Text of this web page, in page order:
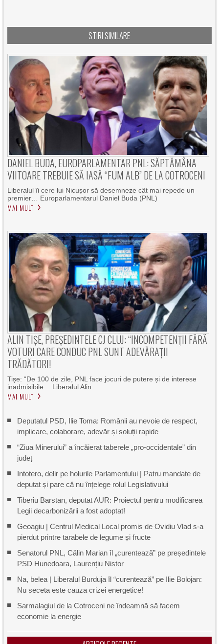
STIRI SIMILARE
DANIEL BUDA, EUROPARLAMENTAR PNL: SĂPTĂMÂNA
VIITOARE TREBUIE SĂ IASĂ “FUM ALB” DE LA COTROCENI
Liberalul îi cere lui Nicușor să desemneze cât mai repede un
premier… Europarlamentarul Daniel Buda (PNL)
MAI MULT
ALIN TIȘE, PREȘEDINTELE CJ CLUJ: “INCOMPETENȚII FĂRĂ
VOTURI CARE CONDUC PNL SUNT ADEVĂRAȚII
TRĂDĂTORI!
Tișe: “De 100 de zile, PNL face jocuri de putere și de interese
inadmisibile… Liberalul Alin
MAI MULT
Deputatul PSD, Ilie Toma: Românii au nevoie de respect,
implicare, colaborare, adevăr și soluții rapide
“Ziua Minerului” a încăierat taberele „pro-occidentale” din
județ
Intotero, delir pe holurile Parlamentului | Patru mandate de
deputat și pare că nu înțelege rolul Legislativului
Tiberiu Barstan, deputat AUR: Proiectul pentru modificarea
Legii decarbonizării a fost adoptat!
Geoagiu | Centrul Medical Local promis de Ovidiu Vlad s-a
pierdut printre tarabele de legume și fructe
Senatorul PNL, Călin Marian îl „curentează” pe președintele
PSD Hunedoara, Laurențiu Nistor
Na, belea | Liberalul Burduja îl “curentează” pe Ilie Bolojan:
Nu seceta este cauza crizei energetice!
Sarmalagiul de la Cotroceni ne îndeamnă să facem
economie la energie